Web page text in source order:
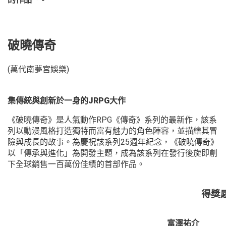
破曉傳奇
(萬代南夢宮娛樂)
集傳統與創新於一身的JRPG大作
《破曉傳奇》是人氣動作RPG《傳奇》系列的最新作，該系
列以動漫風格打造獨特而富有魅力的角色陣容，並描繪其冒
險與成長的故事。為慶祝該系列25週年紀念，《破曉傳奇》
以「傳承與進化」為開發主題，成為該系列在發行後旋即創
下全球銷售一百萬份佳績的首部作品。
得獎
富澤祐介